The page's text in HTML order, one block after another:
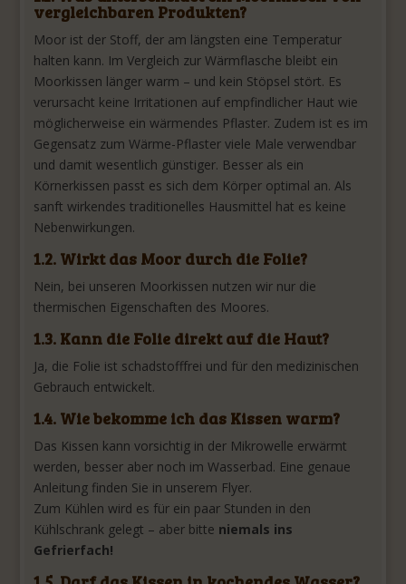
vergleichbaren Produkten?
Moor ist der Stoff, der am längsten eine Temperatur
halten kann. Im Vergleich zur Wärmflasche bleibt ein
Moorkissen länger warm – und kein Stöpsel stört. Es
verursacht keine Irritationen auf empfindlicher Haut wie
möglicherweise ein wärmendes Pflaster. Zudem ist es im
Gegensatz zum Wärme-Pflaster viele Male verwendbar
und damit wesentlich günstiger. Besser als ein
Körnerkissen passt es sich dem Körper optimal an. Als
sanft wirkendes traditionelles Hausmittel hat es keine
Nebenwirkungen.
1.2. Wirkt das Moor durch die Folie?
Nein, bei unseren Moorkissen nutzen wir nur die
thermischen Eigenschaften des Moores.
1.3. Kann die Folie direkt auf die Haut?
Ja, die Folie ist schadstofffrei und für den medizinischen
Gebrauch entwickelt.
1.4. Wie bekomme ich das Kissen warm?
Das Kissen kann vorsichtig in der Mikrowelle erwärmt
werden, besser aber noch im Wasserbad. Eine genaue
Anleitung finden Sie in unserem Flyer.
Zum Kühlen wird es für ein paar Stunden in den
Kühlschrank gelegt – aber bitte niemals ins
Gefrierfach!